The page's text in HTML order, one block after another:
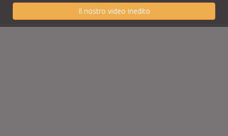
Il nostro video inedito